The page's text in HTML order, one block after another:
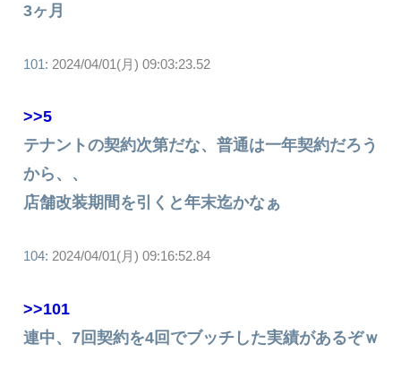
3ヶ月
101: 2024/04/01(月) 09:03:23.52
>>5
テナントの契約次第だな、普通は一年契約だろう
から、、
店舗改装期間を引くと年末迄かなぁ
104: 2024/04/01(月) 09:16:52.84
>>101
連中、7回契約を4回でブッチした実績があるぞｗ